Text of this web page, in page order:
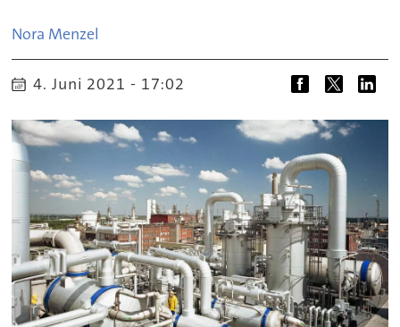
Nora Menzel
4. Juni 2021 - 17:02